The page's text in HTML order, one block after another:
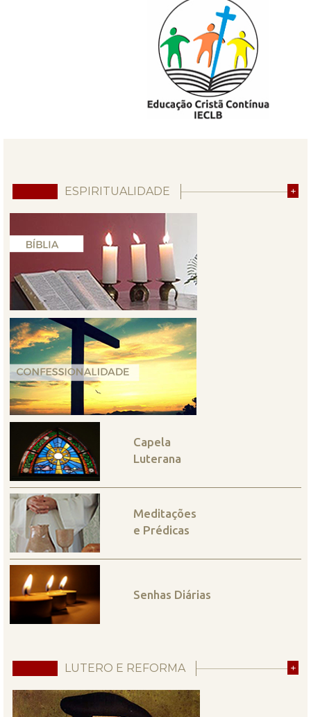
ESPIRITUALIDADE +
Capela
Luterana
Meditações
e Prédicas
Senhas Diárias
LUTERO E REFORMA +